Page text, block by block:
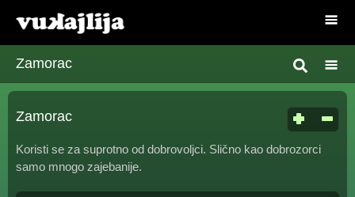
Zamorac
Zamorac
Koristi se za suprotno od dobrovoljci. Slično kao dobrozorci
samo mnogo zajebanije.